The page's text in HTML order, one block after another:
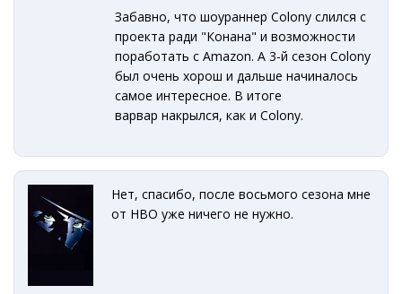
Забавно, что шоураннер Colony слился с
проекта ради "Конана" и возможности
поработать с Amazon. А 3-й сезон Colony
был очень хорош и дальше начиналось
самое интересное. В итоге
варвар накрылся, как и Colony.
Нет, спасибо, после восьмого сезона мне
от HBO уже ничего не нужно.